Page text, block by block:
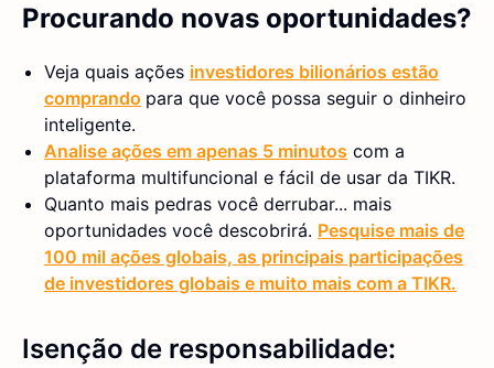
Procurando novas oportunidades?
Veja quais ações investidores bilionários estão
comprando para que você possa seguir o dinheiro
inteligente.
Analise ações em apenas 5 minutos com a
plataforma multifuncional e fácil de usar da TIKR.
Quanto mais pedras você derrubar... mais
oportunidades você descobrirá. Pesquise mais de
100 mil ações globais, as principais participações
de investidores globais e muito mais com a TIKR.
Isenção de responsabilidade: